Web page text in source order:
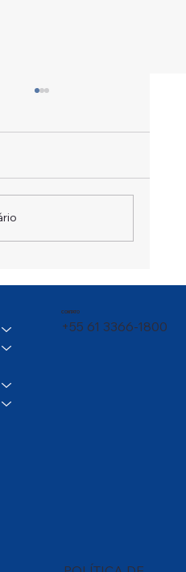
em Movimento
CONTATO
+55 61 3366-1800